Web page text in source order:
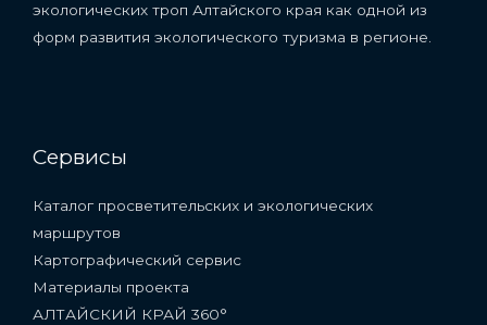
экологических троп Алтайского края как одной из
форм развития экологического туризма в регионе.
Сервисы
Каталог просветительских и экологических
маршрутов
Картографический сервис
Материалы проекта
АЛТАЙСКИЙ КРАЙ 360°